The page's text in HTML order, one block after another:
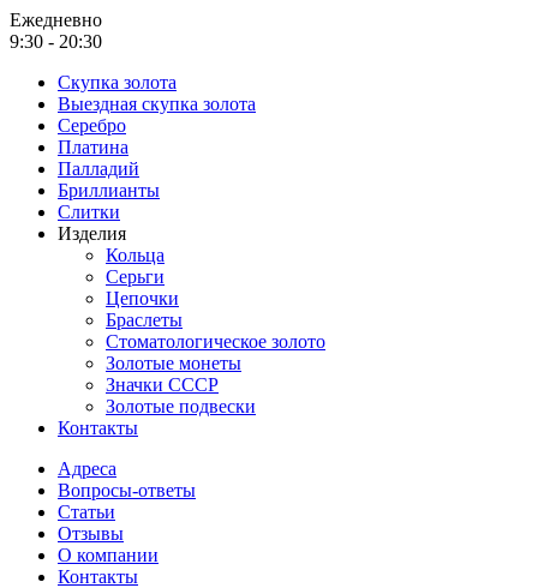
Ежедневно
9:30 - 20:30
Скупка золота
Выездная скупка золота
Серебро
Платина
Палладий
Бриллианты
Слитки
Изделия
Кольца
Серьги
Цепочки
Браслеты
Стоматологическое золото
Золотые монеты
Значки СССР
Золотые подвески
Контакты
Адреса
Вопросы-ответы
Статьи
Отзывы
О компании
Контакты